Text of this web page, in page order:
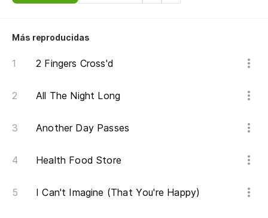
Más reproducidas
2 Fingers Cross'd
All The Night Long
Another Day Passes
Health Food Store
I Can't Imagine (That You're Happy)